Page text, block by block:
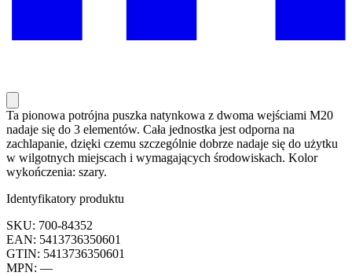
Ta pionowa potrójna puszka natynkowa z dwoma wejściami M20
nadaje się do 3 elementów. Cała jednostka jest odporna na
zachlapanie, dzięki czemu szczególnie dobrze nadaje się do użytku
w wilgotnych miejscach i wymagających środowiskach. Kolor
wykończenia: szary.
Identyfikatory produktu
SKU: 700-84352
EAN: 5413736350601
GTIN: 5413736350601
MPN: —